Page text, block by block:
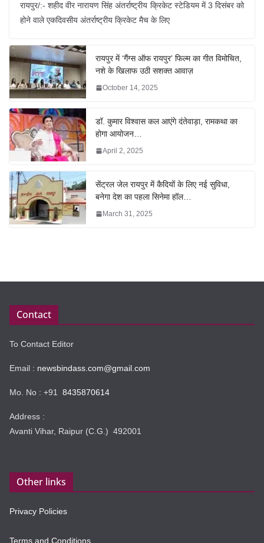
रायपुर/:- शहीद वीर नारायण सिंह अंतर्राष्ट्रीय क्रिकेट स्टेडियम में 3 दिसंबर को
होने वाले एकदिवसीय अंतर्राष्ट्रीय क्रिकेट मैच के लिए
रायपुर में ‘गैंग्स ऑफ रायपुर’ फिल्म का गीत विमोचित,
नशे के खिलाफ उठी सशक्त आवाज़
October 14, 2025
डॉ. कुमार विश्वास कल आएंगे दंतेवाड़ा, रामकथा का
होगा आयोजन…
April 2, 2025
सेंट्रल जेल रायपुर में कैदियों के लिए नई सुविधा,
बनेगा देश का पहला सिनेमा हॉल…
March 31, 2025
Contact
To Contact Editor
Email : newsbindass.com@gmail.com
Mo. No : +91 8435870614
Address :
Avanti Vihar, Raipur (C.G.) 492001
Other links
Privacy Policies
Terms and Conditions